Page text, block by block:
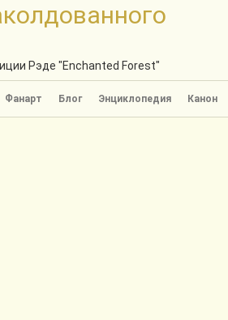
Рэде "Enchanted Forest"
Фанарт Блог Энциклопедия Канон